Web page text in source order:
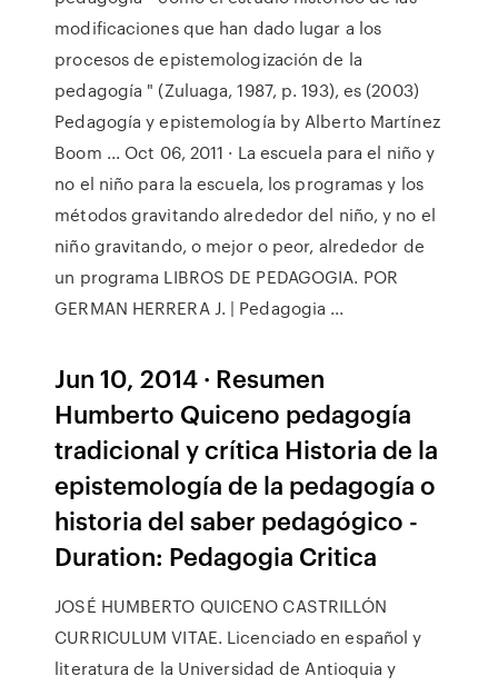
modificaciones que han dado lugar a los
procesos de epistemologización de la
pedagogía " (Zuluaga, 1987, p. 193), es (2003)
Pedagogía y epistemología by Alberto Martínez
Boom ... Oct 06, 2011 · La escuela para el niño y
no el niño para la escuela, los programas y los
métodos gravitando alrededor del niño, y no el
niño gravitando, o mejor o peor, alrededor de
un programa LIBROS DE PEDAGOGIA. POR
GERMAN HERRERA J. | Pedagogia ...
Jun 10, 2014 · Resumen
Humberto Quiceno pedagogía
tradicional y crítica Historia de la
epistemología de la pedagogía o
historia del saber pedagógico -
Duration: Pedagogia Critica
JOSÉ HUMBERTO QUICENO CASTRILLÓN
CURRICULUM VITAE. Licenciado en español y
literatura de la Universidad de Antioquia y